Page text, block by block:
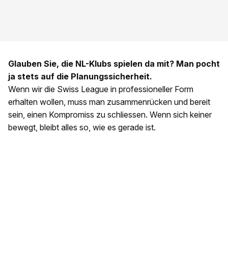
Glauben Sie, die NL-Klubs spielen da mit? Man pocht
ja stets auf die Planungssicherheit.
Wenn wir die Swiss League in professioneller Form
erhalten wollen, muss man zusammenrücken und bereit
sein, einen Kompromiss zu schliessen. Wenn sich keiner
bewegt, bleibt alles so, wie es gerade ist.